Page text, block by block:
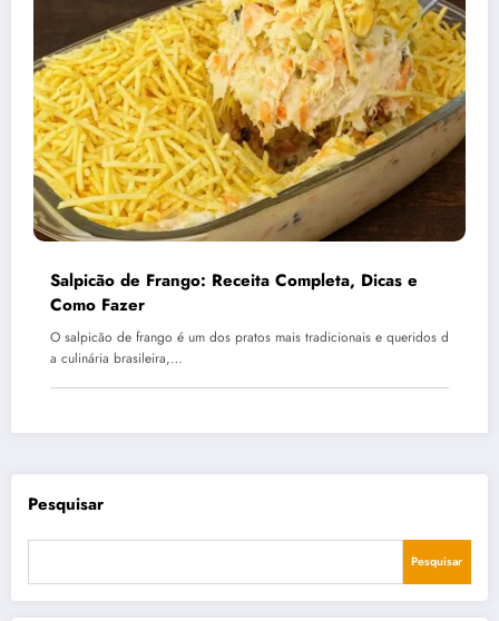
Salpicão de Frango: Receita Completa, Dicas e
Como Fazer
O salpicão de frango é um dos pratos mais tradicionais e queridos d
a culinária brasileira,…
Pesquisar
Pesquisar